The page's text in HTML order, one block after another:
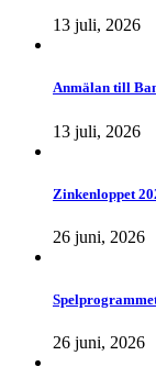
13 juli, 2026
Anmälan till
13 juli, 2026
Zinkenloppet
26 juni, 2026
26 juni, 2026